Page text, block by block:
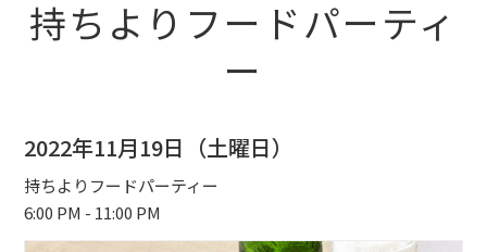
持ちよりフードパーティ
ー
2022年11月19日（土曜日）
持ちよりフードパーティー
6:00 PM - 11:00 PM